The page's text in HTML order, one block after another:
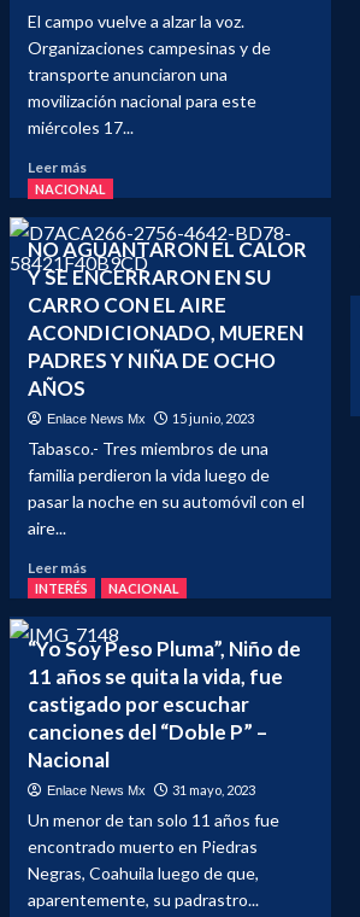
El campo vuelve a alzar la voz.
Organizaciones campesinas y de
transporte anunciaron una
movilización nacional para este
miércoles 17...
Leer másLeer
más
Campesinos
y
transportistas
anuncian
movilización
este
de
NACIONAL
NO AGUANTARON EL CALOR
Y SE ENCERRARON EN SU
CARRO CON EL AIRE
ACONDICIONADO, MUEREN
PADRES Y NIÑA DE OCHO
AÑOS
Enlace News Mx 15 junio, 2023
Tabasco.- Tres miembros de una
familia perdieron la vida luego de
pasar la noche en su automóvil con el
aire...
Leer másLeer
más
NO
AGUANTARON
EL
CALOR
ENCERRARON
EN
SU
CARRO
EL
AIRE
INTERÉS NACIONAL
“Yo Soy Peso Pluma”, Niño de
11 años se quita la vida, fue
castigado por escuchar
canciones del “Doble P” –
Nacional
Enlace News Mx 31 mayo, 2023
Un menor de tan solo 11 años fue
encontrado muerto en Piedras
Negras, Coahuila luego de que,
aparentemente, su padrastro...